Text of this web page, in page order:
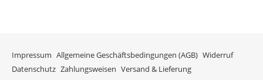
Impressum Allgemeine Geschäftsbedingungen (AGB) Widerruf
Datenschutz Zahlungsweisen Versand & Lieferung